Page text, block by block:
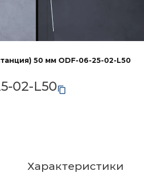
50 мм ODF-06-25-02-L50
02-L50
Характеристики